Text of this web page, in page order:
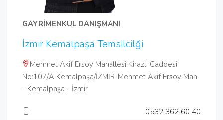
GAYRİMENKUL DANIŞMANI
İzmir Kemalpaşa Temsilcilği
Mehmet Akif Ersoy Mahallesi Kirazlı Caddesi
No:107/A Kemalpaşa/İZMİR-Mehmet Akif Ersoy Mah.
- Kemalpaşa - İzmir
0532 362 60 40